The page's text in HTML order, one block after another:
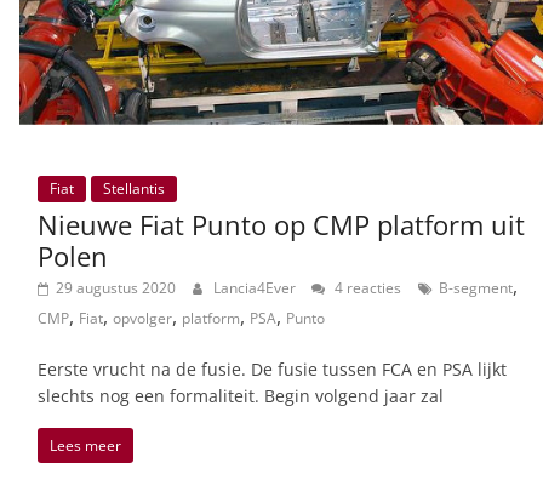
Fiat Stellantis
Nieuwe Fiat Punto op CMP platform uit
Polen
29 augustus 2020 Lancia4Ever 4 reacties B-segment,
CMP, Fiat, opvolger, platform, PSA, Punto
Eerste vrucht na de fusie. De fusie tussen FCA en PSA lijkt
slechts nog een formaliteit. Begin volgend jaar zal
Lees meer